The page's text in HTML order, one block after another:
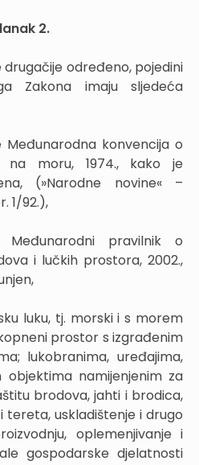
2.
određeno, pojedini
Zakona imaju sljedeća
Međunarodna konvencija o
na moru, 1974., kako je
(»Narodne novine« –
1/92.),
pravilnik o
i lučkih prostora, 2002.,
luku, tj. morski i s morem
prostor s izgrađenim
lukobranima, uređajima,
objektima namijenjenim za
brodova, jahti i brodica,
tereta, uskladištenje i drugo
oplemenjivanje i
gospodarske djelatnosti